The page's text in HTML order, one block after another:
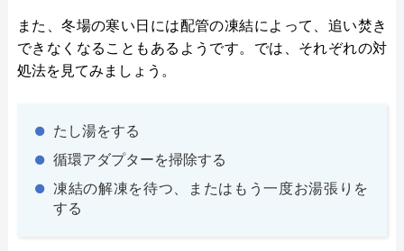
また、冬場の寒い日には配管の凍結によって、追い焚き
できなくなることもあるようです。では、それぞれの対
処法を見てみましょう。
たし湯をする
循環アダプターを掃除する
凍結の解凍を待つ、またはもう一度お湯張りを
する